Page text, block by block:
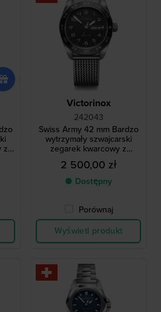
z
Victorinox
242043
Swiss Army 42 mm Bardzo
wytrzymały szwajcarski
zegarek kwarcowy z
datownikiem dziennym
2 500,00 zł
● Dostępny
Porównaj
Wyświetl produkt